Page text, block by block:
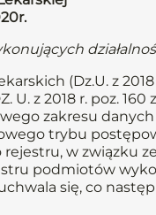
(Dz.U. z
U. z 2018 r. poz.
zakresu
trybu
w związku
podmiotów
się, co